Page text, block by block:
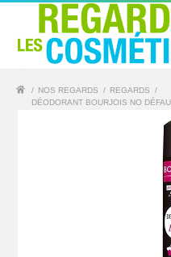
/ NOS REGARDS / REGARDS
/
DÉODORANT BOURJOIS NO